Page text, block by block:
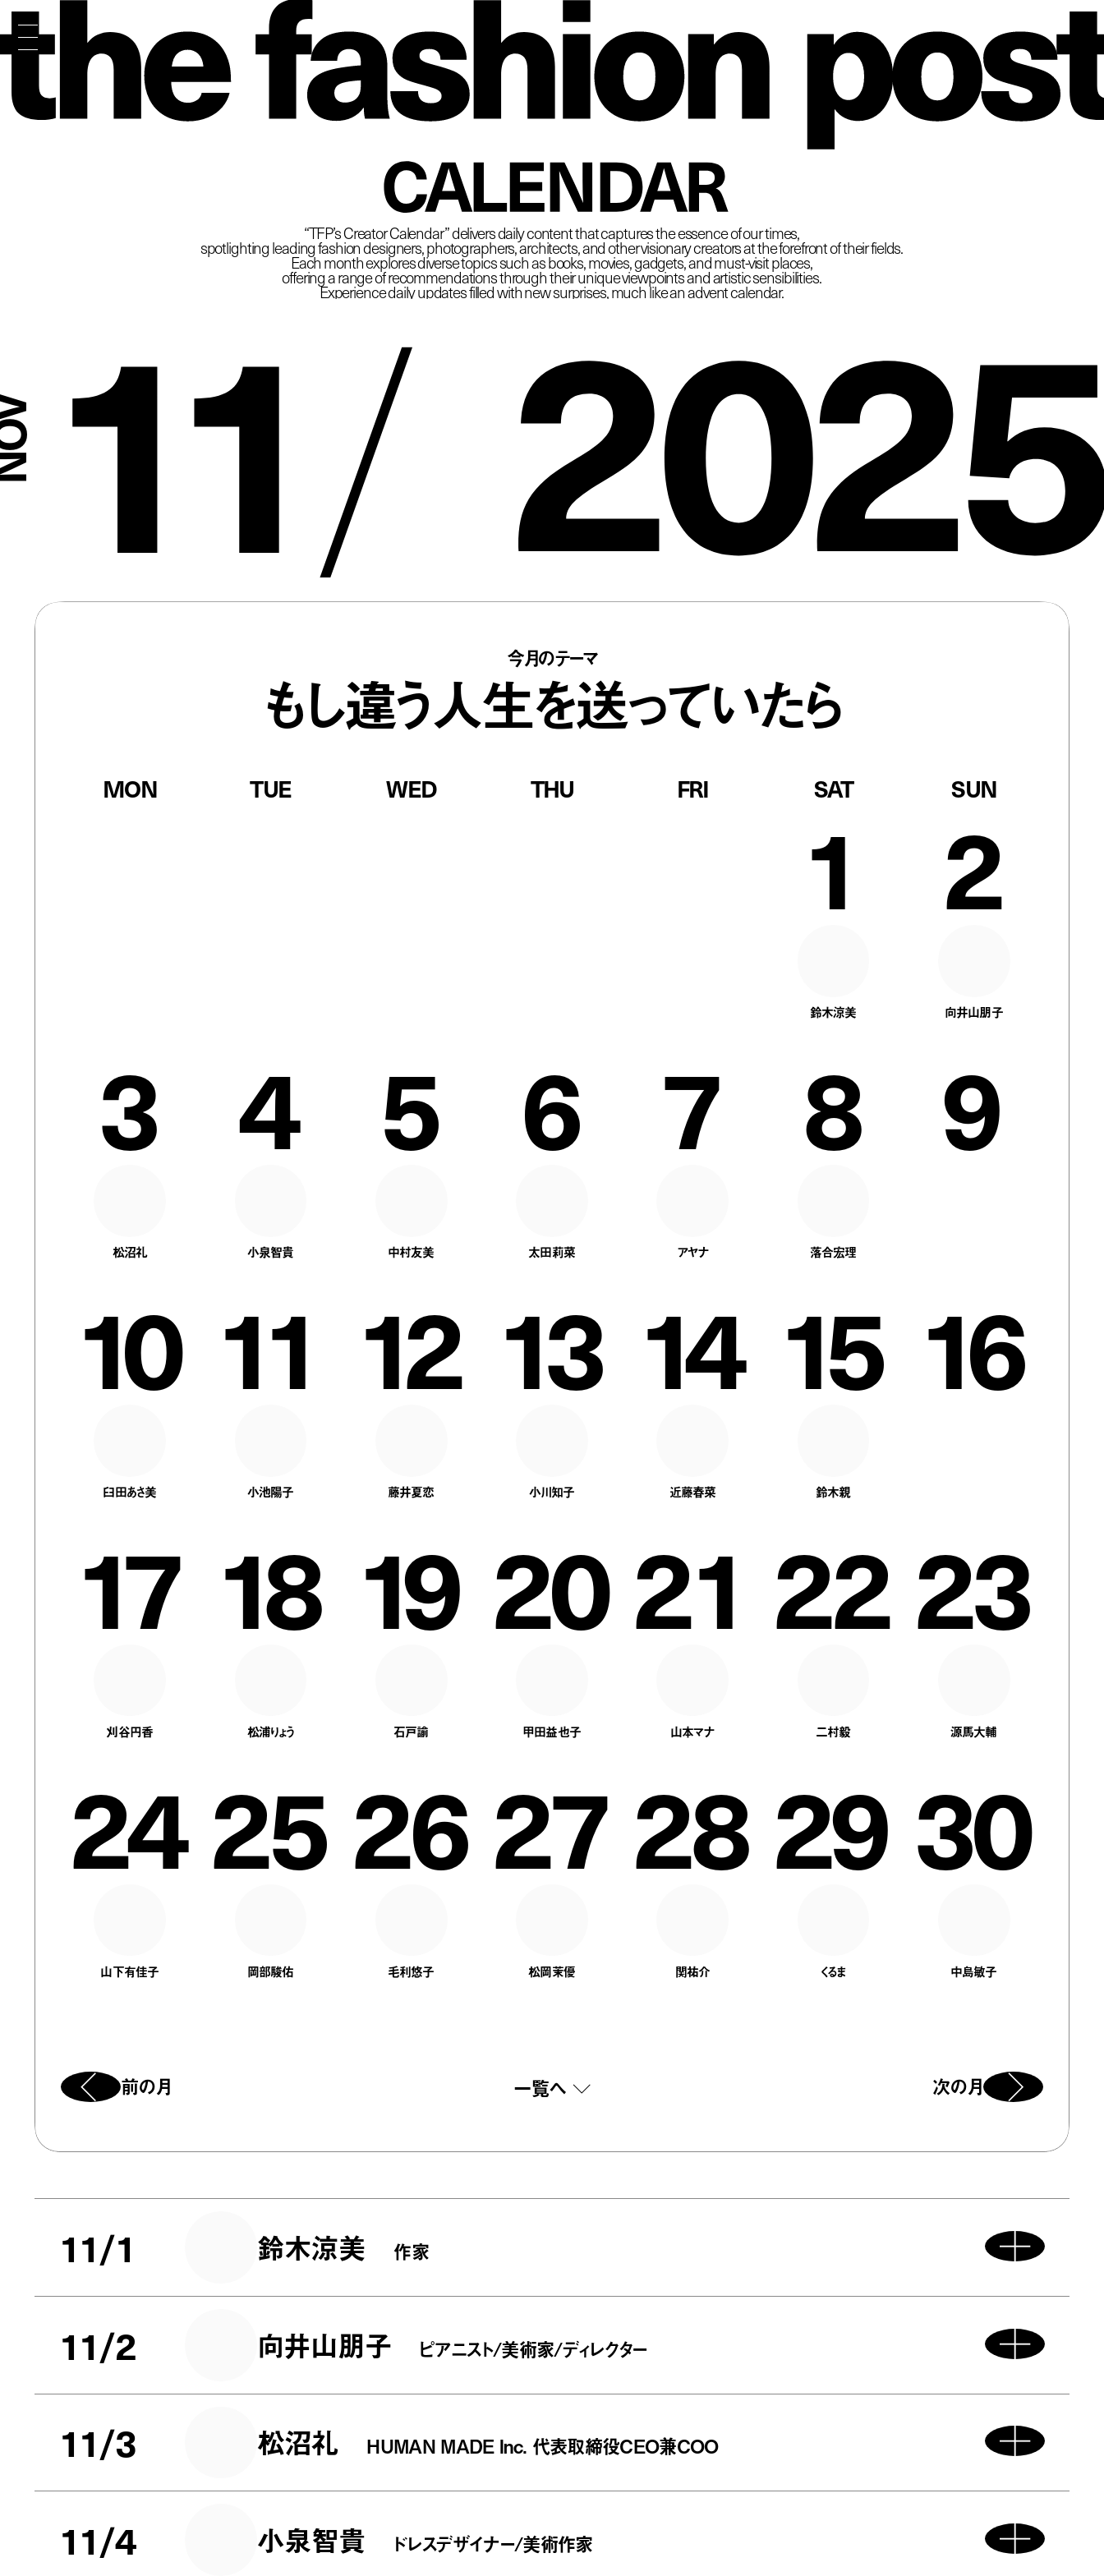
CALENDAR
“TFP’s Creator Calendar” delivers daily content that captures the essence of our times,
spotlighting leading fashion designers, photographers, architects, and other visionary creators at the forefront of their fields.
Each month explores diverse topics such as books, movies, gadgets, and must-visit places,
offering a range of recommendations through their unique viewpoints and artistic sensibilities.
Experience daily updates filled with new surprises, much like an advent calendar.
11/ 2025
今月のテーマ
もし違う人生を送っていたら
MON TUE WED THU FRI SAT SUN
1
鈴木涼美
2
向井山朋子
3
松沼礼
4
小泉智貴
5
中村友美
6
太田莉菜
7
アヤナ
8
落合宏理
9
10
臼田あさ美
11
小池陽子
12
藤井夏恋
13
小川知子
14
近藤春菜
15
鈴木親
16
17
刈谷円香
18
松浦りょう
19
石戸諭
20
甲田益也子
21
山本マナ
22
二村毅
23
源馬大輔
24
山下有佳子
25
岡部駿佑
26
毛利悠子
27
松岡茉優
28
関祐介
29
くるま
30
中島敏子
前の月 一覧へ 次の月
11/1 鈴木涼美 作家
11/2 向井山朋子 ピアニスト/美術家/ディレクター
11/3 松沼礼 HUMAN MADE Inc. 代表取締役CEO兼COO
11/4 小泉智貴 ドレスデザイナー/美術作家